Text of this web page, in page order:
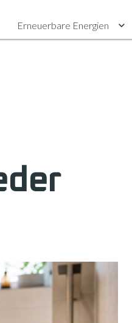
umschalten
für Privatkunden
Erneuerbare Energien